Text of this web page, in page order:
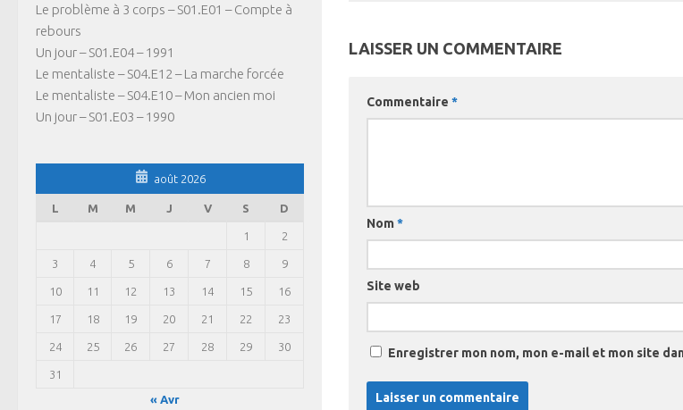
LAISSER UN COMMENTAIRE
Commentaire *
Nom *
Site web
Enregistrer mon nom, mon e-mail et mon site
Le problème à 3 corps – S01.E01 – Compte à
rebours
Un jour – S01.E04 – 1991
Le mentaliste – S04.E12 – La marche forcée
Le mentaliste – S04.E10 – Mon ancien moi
Un jour – S01.E03 – 1990
août 2026
L M M J V S D
1 2
3 4 5 6 7 8 9
10 11 12 13 14 15 16
17 18 19 20 21 22 23
24 25 26 27 28 29 30
31
« Avr